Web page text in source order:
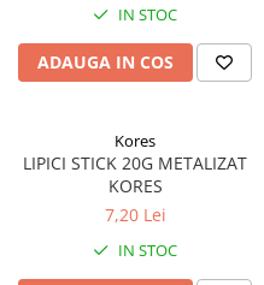
Cilindrii / Drum Unit
Unitate Transfer / Belt Unit
Containere reziduale
Benzi Brother P-Touch
Role Brother DK
IN STOC
ADAUGA IN COS
Kores
LIPICI STICK 20G METALIZAT
KORES
7,20 Lei
IN STOC